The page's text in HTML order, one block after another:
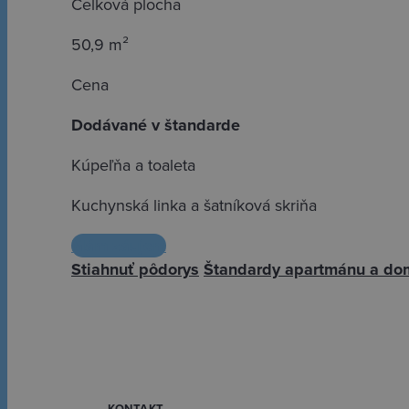
50,9 m²
Cena
Dodávané v štandarde
Kúpeľňa a toaleta
Kuchynská linka a šatníková skriňa
Mám záujem
Stiahnuť pôdorys Štandardy apartmánu a